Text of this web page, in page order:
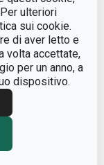
ulteriori
sui cookie.
di aver letto e
volta accettate,
per un anno, a
dispositivo.
Beige
No